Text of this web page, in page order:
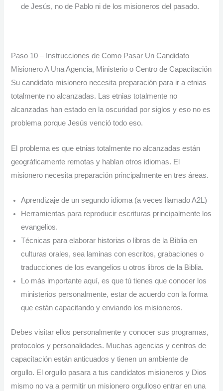
de Jesús, no de Pablo ni de los misioneros del pasado.
Paso 10 – Instrucciones de Como Pasar Un Candidato
Misionero A Una Agencia, Ministerio o Centro de Capacitación
Su candidato misionero necesita preparación para ir a etnias
totalmente no alcanzadas. Las etnias totalmente no
alcanzadas han estado en la oscuridad por siglos y eso no es
problema porque Jesús venció todo eso.
El problema es que etnias totalmente no alcanzadas están
geográficamente remotas y hablan otros idiomas. El
misionero necesita preparación principalmente en tres áreas.
Aprendizaje de un segundo idioma (a veces llamado A2L)
Herramientas para reproducir escrituras principalmente los
evangelios.
Técnicas para elaborar historias o libros de la Biblia en
culturas orales, sea laminas con escritos, grabaciones o
traducciones de los evangelios u otros libros de la Biblia.
Lo más importante aquí, es que tú tienes que conocer los
ministerios personalmente, estar de acuerdo con la forma
que están capacitando y enviando los misioneros.
Debes visitar ellos personalmente y conocer sus programas,
protocolos y personalidades. Muchas agencias y centros de
capacitación están anticuados y tienen un ambiente de
orgullo. El orgullo pasara a tus candidatos misioneros y Dios
mismo no va a permitir un misionero orgulloso entrar en una